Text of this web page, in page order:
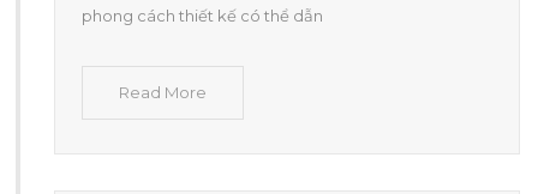
phong cách thiết kế có thể dẫn
Read More